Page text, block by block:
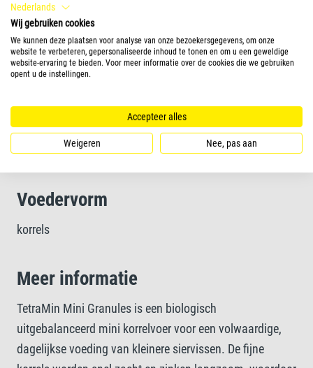
Een uniek recept gemaakt van hoogwaardige
ingrediënten en een optimaal afgestemde eiwitmix
zorgen voor een optimale groei
verteerbare minikorrels en natuurlijk aanwezige
prebiotica
Voedervorm
korrels
Meer informatie
TetraMin Mini Granules is een biologisch
uitgebalanceerd mini korrelvoer voor een volwaardige,
dagelijkse voeding van kleinere siervissen. De fijne
Nederlands
Wij gebruiken cookies
We kunnen deze plaatsen voor analyse van onze bezoekersgegevens, om onze
website te verbeteren, gepersonaliseerde inhoud te tonen en om u een geweldige
website-ervaring te bieden. Voor meer informatie over de cookies die we gebruiken
opent u de instellingen.
Accepteer alles
Weigeren Nee, pas aan